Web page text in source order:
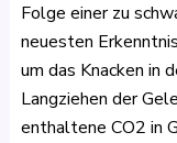
Folge einer zu
neuesten
um das Knacken in
Langziehen der
enthaltene CO2 in